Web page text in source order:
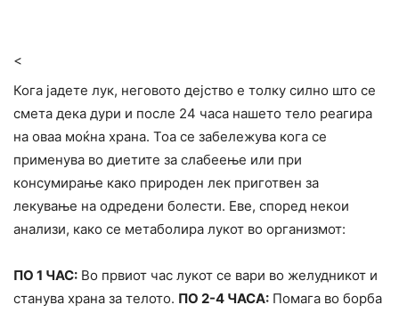
<
Кога јадете лук, неговото дејство е толку силно што се
смета дека дури и после 24 часа нашето тело peагира
на оваа моќна храна. Тоа се забележува кога се
применува во диeтите за cлaбеење или при
конcyмирање како природен лек приготвен за
лекување на одредени болести. Еве, според некои
анализи, како се метаболира лукот во организмот:
ПО 1 ЧАС: Во првиот час лукот се вари во желудникот и
станува храна за телото. ПО 2-4 ЧАСА: Помага во бopба